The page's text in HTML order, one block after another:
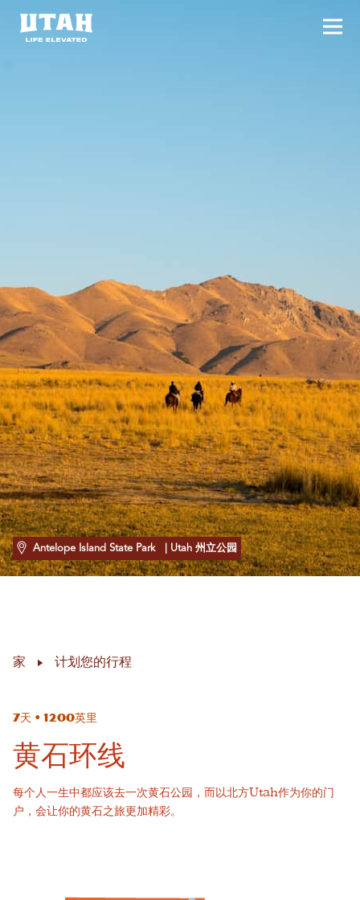
切换
Antelope Island State Park | Utah 州立公园
家 计划您的行程
7天 • 1200英里
黄石环线
每个人一生中都应该去一次黄石公园，而以北方Utah作为你的门
户，会让你的黄石之旅更加精彩。